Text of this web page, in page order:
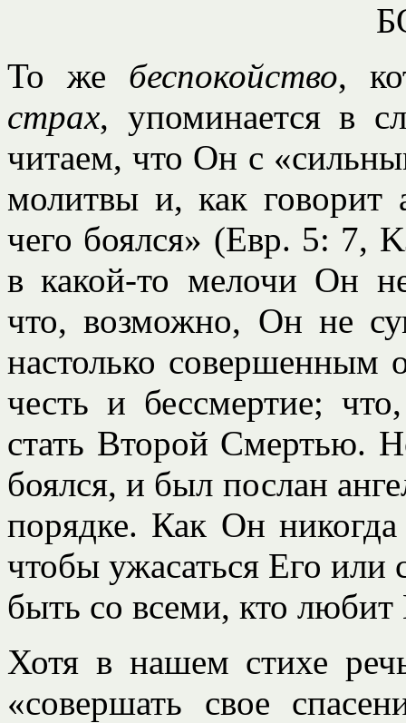
То же беспокойство,
страх, упоминается в
читаем, что Он с
молитвы и, как
чего боялся» (Евр. 5: 7,
в какой-то мелочи Он
что, возможно, Он не
настолько совершенным
честь и бессмертие;
стать Второй Смертью.
боялся, и был послан
порядке. Как Он
чтобы ужасаться Его или
быть со всеми, кто любит
Хотя в нашем стихе
«совершать свое